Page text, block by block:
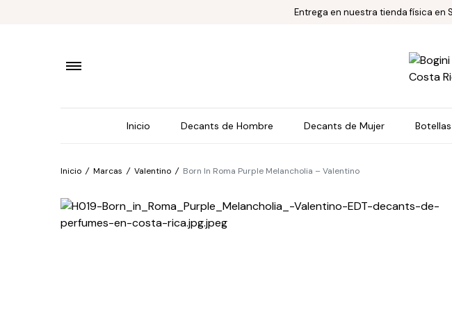
Entrega en nuestra tienda física en
Inicio Decants de Hombre Decants de Mujer
Inicio / Marcas / Valentino / Born In Roma Purple Melancholia – Valentino